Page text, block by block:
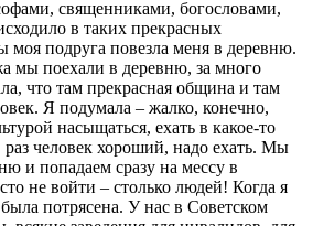
священниками, богословами,
в таких прекрасных
моя подруга повезла меня в деревню.
мы поехали в деревню, за много
что там прекрасная община и там
Я подумала – жалко, конечно,
насыщаться, ехать в какое-то
человек хороший, надо ехать. Мы
и попадаем сразу на мессу в
не войти – столько людей! Когда я
потрясена. У нас в Советском